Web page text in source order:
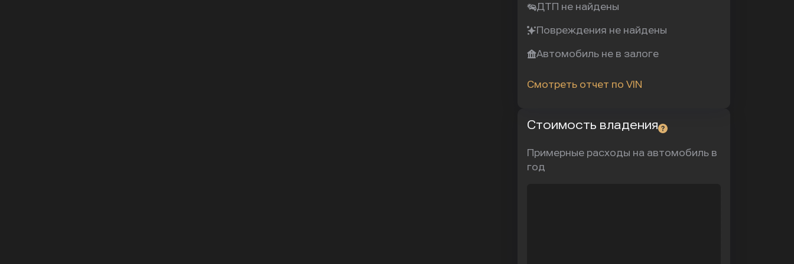
ДТП не найдены
Повреждения не найдены
Автомобиль не в залоге
Смотреть отчет по VIN
Стоимость владения
Примерные расходы на автомобиль в
год